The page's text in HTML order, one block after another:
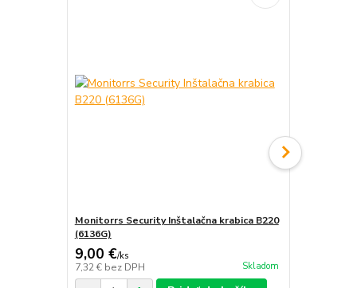
Monitorrs Security Inštalačna krabica B220
(6136G)
9,00 €/ks
7,32 € bez DPH Skladom